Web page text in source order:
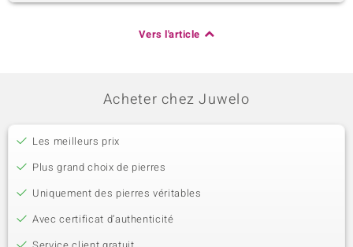
Vers l'article
Acheter chez Juwelo
Les meilleurs prix
Plus grand choix de pierres
Uniquement des pierres véritables
Avec certificat d’authenticité